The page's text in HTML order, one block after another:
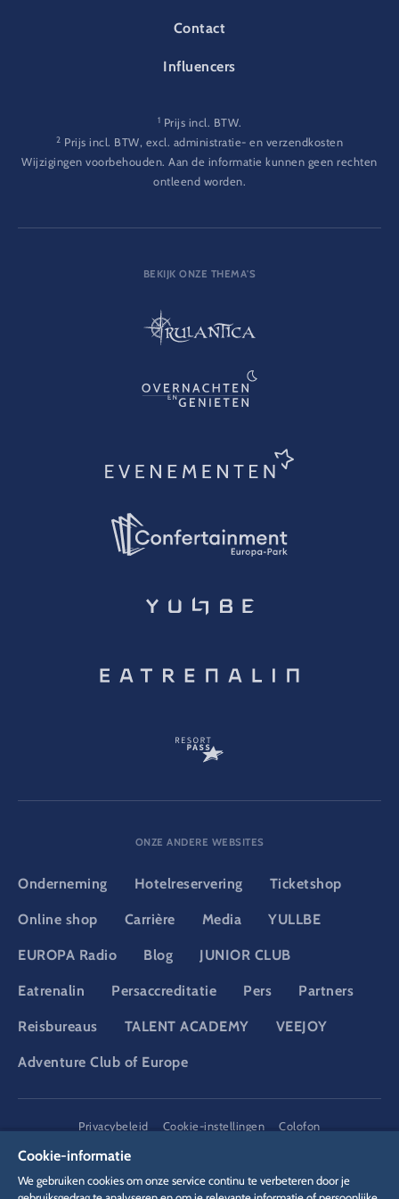
Contact
Influencers
1 Prijs incl. BTW.
2 Prijs incl. BTW, excl. administratie- en verzendkosten
Wijzigingen voorbehouden. Aan de informatie kunnen geen rechten
ontleend worden.
BEKIJK ONZE THEMA'S
ONZE ANDERE WEBSITES
Onderneming Hotelreservering Ticketshop
Online shop Carrière Media YULLBE
EUROPA Radio Blog JUNIOR CLUB
Eatrenalin Persaccreditatie Pers Partners
Reisbureaus TALENT ACADEMY VEEJOY
Adventure Club of Europe
DSGVO
Privacybeleid Cookie-instellingen
Colofon
Cookie-informatie
We gebruiken cookies om onze service continu te verbeteren door je